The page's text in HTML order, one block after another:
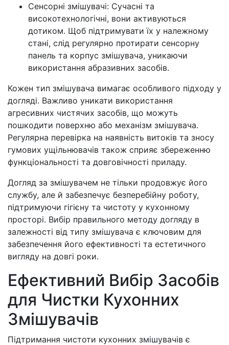
Сенсорні змішувачі: Сучасні та
високотехнологічні, вони активуються
дотиком. Щоб підтримувати їх у належному
стані, слід регулярно протирати сенсорну
панель та корпус змішувача, уникаючи
використання абразивних засобів.
Кожен тип змішувача вимагає особливого підходу у
догляді. Важливо уникати використання
агресивних чистячих засобів, що можуть
пошкодити поверхню або механізм змішувача.
Регулярна перевірка на наявність витоків та зносу
гумових ущільнювачів також сприяє збереженню
функціональності та довговічності приладу.
Догляд за змішувачем не тільки продовжує його
службу, але й забезпечує безперебійну роботу,
підтримуючи гігієну та чистоту у кухонному
просторі. Вибір правильного методу догляду в
залежності від типу змішувача є ключовим для
забезпечення його ефективності та естетичного
вигляду на довгі роки.
Ефективний Вибір Засобів
для Чистки Кухонних
Змішувачів
Підтримання чистоти кухонних змішувачів є